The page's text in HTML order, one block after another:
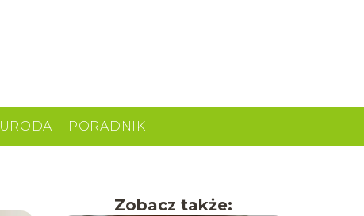
URODA PORADNIK
Zobacz także: